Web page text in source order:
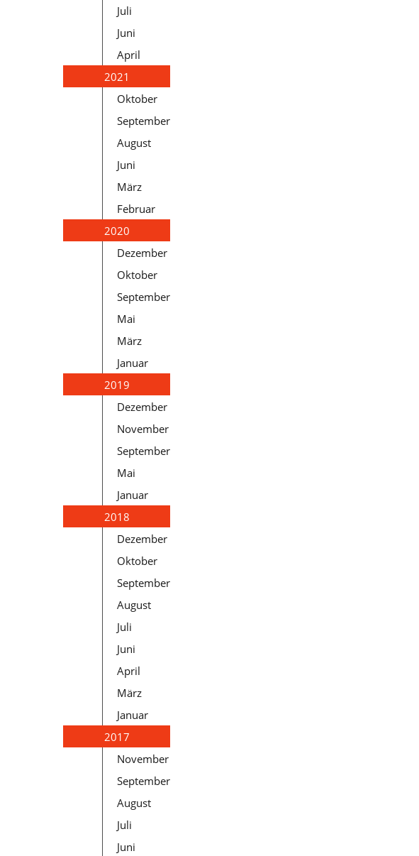
Juli
Juni
April
2021
Oktober
September
August
Juni
März
Februar
2020
Dezember
Oktober
September
Mai
März
Januar
2019
Dezember
November
September
Mai
Januar
2018
Dezember
Oktober
September
August
Juli
Juni
April
März
Januar
2017
November
September
August
Juli
Juni